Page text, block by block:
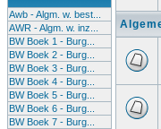
Awb - Algm. w. best...
AWR - Algm. w. inz...
BW Boek 1 - Burg...
BW Boek 2 - Burg...
BW Boek 3 - Burg...
BW Boek 4 - Burg...
BW Boek 5 - Burg...
BW Boek 6 - Burg...
BW Boek 7 - Burg...